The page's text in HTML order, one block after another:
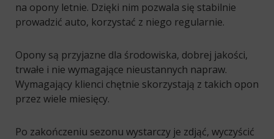
na opony letnie. Dzięki nim pozwala się stabilnie
prowadzić auto, korzystać z niego regularnie.
Opony są przyjazne dla środowiska, dobrej jakości,
trwałe i nie wymagające nieustannych napraw.
Wymagający klienci chętnie skorzystają z takich opon
przez wiele miesięcy.
Po zakończeniu sezonu wystarczy je zdjąć, wyczyścić